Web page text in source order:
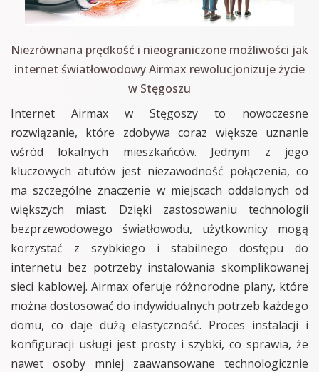
Niezrównana prędkość i nieograniczone możliwości jak
internet światłowodowy Airmax rewolucjonizuje życie
w Stęgoszu
Internet Airmax w Stęgoszy to nowoczesne
rozwiązanie, które zdobywa coraz większe uznanie
wśród lokalnych mieszkańców. Jednym z jego
kluczowych atutów jest niezawodność połączenia, co
ma szczególne znaczenie w miejscach oddalonych od
większych miast. Dzięki zastosowaniu technologii
bezprzewodowego światłowodu, użytkownicy mogą
korzystać z szybkiego i stabilnego dostępu do
internetu bez potrzeby instalowania skomplikowanej
sieci kablowej. Airmax oferuje różnorodne plany, które
można dostosować do indywidualnych potrzeb każdego
domu, co daje dużą elastyczność. Proces instalacji i
konfiguracji usługi jest prosty i szybki, co sprawia, że
nawet osoby mniej zaawansowane technologicznie